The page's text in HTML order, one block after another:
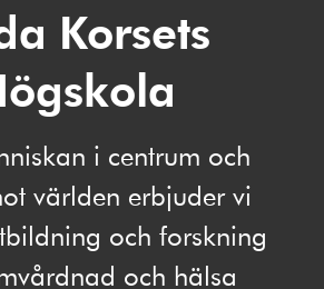
Korsets
i centrum och
världen erbjuder vi
och forskning
och hälsa